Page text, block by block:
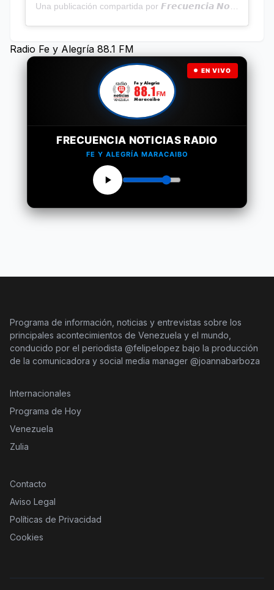
Radio Fe y Alegría 88.1 FM
EN VIVO
FRECUENCIA NOTICIAS RADIO
FE Y ALEGRÍA MARACAIBO
Programa de información, noticias y entrevistas sobre los
principales acontecimientos de Venezuela y el mundo,
conducido por el periodista @felipelopez bajo la producción
de la comunicadora y social media manager @joannabarboza
Internacionales
Programa de Hoy
Venezuela
Zulia
Contacto
Aviso Legal
Políticas de Privacidad
Cookies